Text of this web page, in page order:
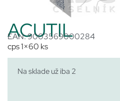
ACUTIL
EAN: 9003569000284
cps 1×60 ks
Na sklade už iba 2